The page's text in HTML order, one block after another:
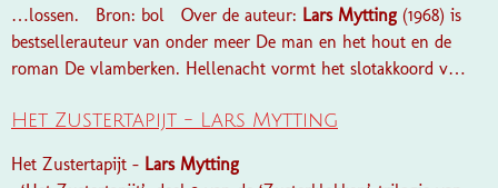
…lossen. Bron: bol Over de auteur: Lars Mytting (1968) is
bestsellerauteur van onder meer De man en het hout en de
roman De vlamberken. Hellenacht vormt het slotakkoord v…
Het Zustertapijt - Lars Mytting
Het Zustertapijt - Lars Mytting